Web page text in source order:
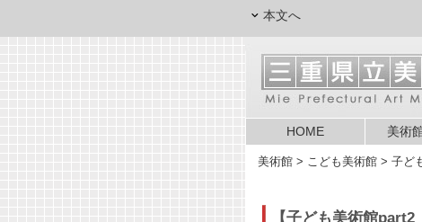
本文へ
HOME 美術
美術館 > こども美術館 > 子
【子ども美術館